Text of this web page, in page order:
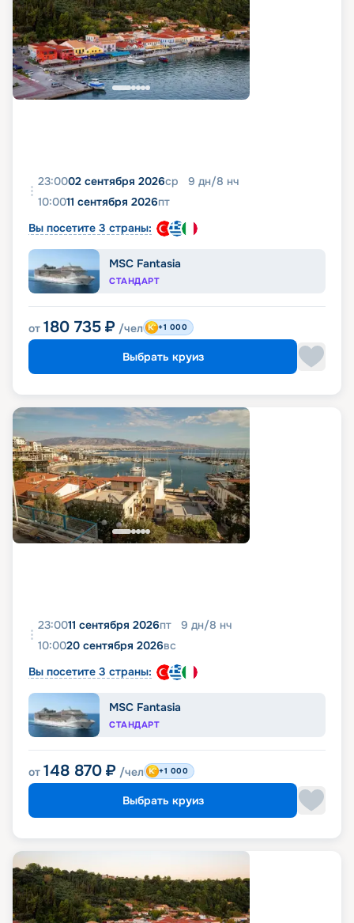
23:0002 сентября 2026ср 9 дн/8 нч
10:0011 сентября 2026пт
Вы посетите 3 страны:
MSC Fantasia
СТАНДАРТ
от 180 735 ₽ /чел +1 000
Выбрать круиз
23:0011 сентября 2026пт 9 дн/8 нч
10:0020 сентября 2026вс
Вы посетите 3 страны:
MSC Fantasia
СТАНДАРТ
от 148 870 ₽ /чел +1 000
Выбрать круиз